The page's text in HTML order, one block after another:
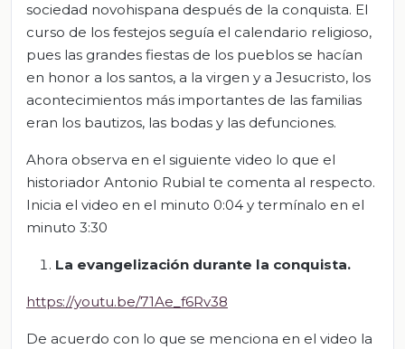
sociedad novohispana después de la conquista. El
curso de los festejos seguía el calendario religioso,
pues las grandes fiestas de los pueblos se hacían
en honor a los santos, a la virgen y a Jesucristo, los
acontecimientos más importantes de las familias
eran los bautizos, las bodas y las defunciones.
Ahora observa en el siguiente video lo que el
historiador Antonio Rubial te comenta al respecto.
Inicia el video en el minuto 0:04 y termínalo en el
minuto 3:30
La evangelización durante la conquista.
https://youtu.be/71Ae_f6Rv38
De acuerdo con lo que se menciona en el video la